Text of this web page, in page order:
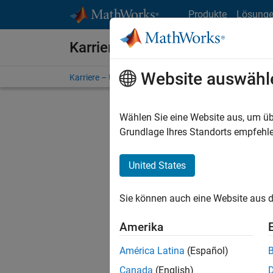
Produkte
Karriere bei MathWorks
Karriere – Übersicht Stellensuche
FILTER:
Stellen
Es
Region
Website
Wählen Sie eine Website aus, um
Grundlage Ihres Standorts
United States
Sie können auch eine Website aus
Amerika
América Latina (Español)
Canada (English)